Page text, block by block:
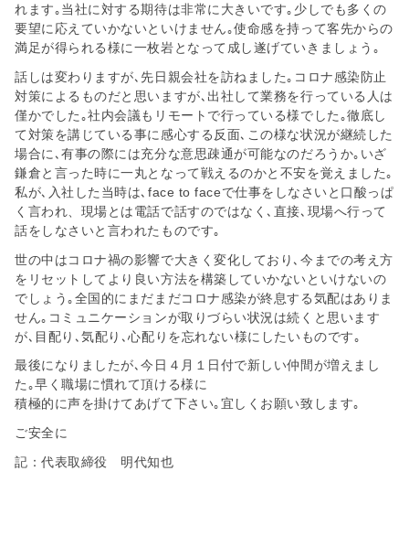
れます｡当社に対する期待は非常に大きいです｡少しでも多くの
要望に応えていかないといけません｡使命感を持って客先からの
満足が得られる様に一枚岩となって成し遂げていきましょう｡
話しは変わりますが､先日親会社を訪ねました｡コロナ感染防止
対策によるものだと思いますが､出社して業務を行っている人は
僅かでした｡社内会議もリモートで行っている様でした｡徹底し
て対策を講じている事に感心する反面､この様な状況が継続した
場合に､有事の際には充分な意思疎通が可能なのだろうか｡いざ
鎌倉と言った時に一丸となって戦えるのかと不安を覚えました｡
私が､入社した当時は､face to faceで仕事をしなさいと口酸っぱ
く言われ、現場とは電話で話すのではなく､直接､現場へ行って
話をしなさいと言われたものです｡
世の中はコロナ禍の影響で大きく変化しており､今までの考え方
をリセットしてより良い方法を構築していかないといけないの
でしょう｡全国的にまだまだコロナ感染が終息する気配はありま
せん｡コミュニケーションが取りづらい状況は続くと思います
が､目配り､気配り､心配りを忘れない様にしたいものです｡
最後になりましたが､今日４月１日付で新しい仲間が増えまし
た｡早く職場に慣れて頂ける様に
積極的に声を掛けてあげて下さい｡宜しくお願い致します｡
ご安全に
記：代表取締役 明代知也